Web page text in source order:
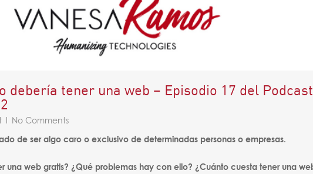
debería tener una web – Episodio 17 del Podcast
No Comments
de ser algo caro o exclusivo de determinadas personas o empresas.
una web gratis? ¿Qué problemas hay con ello? ¿Cuánto cuesta tener una